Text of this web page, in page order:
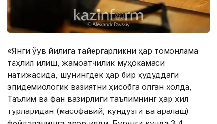
«Янги ўқув йилига тайёргарликни ҳар томонлама
таҳлил қилиш, жамоатчилик муҳокамаси
натижасида, шунингдек ҳар бир ҳудуддаги
эпидемиологик вазиятни ҳисобга олган ҳолда,
Таълим ва фан вазирлиги таълимнинг ҳар хил
турларидан (масофавий, кундузги ва аралаш)